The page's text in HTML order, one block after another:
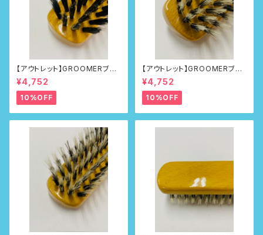
【アウトレット】GROOMERブラ
シNo.215
¥4,752
10%OFF
【アウトレット】GROOMERブラ
シNo.218
¥4,752
10%OFF